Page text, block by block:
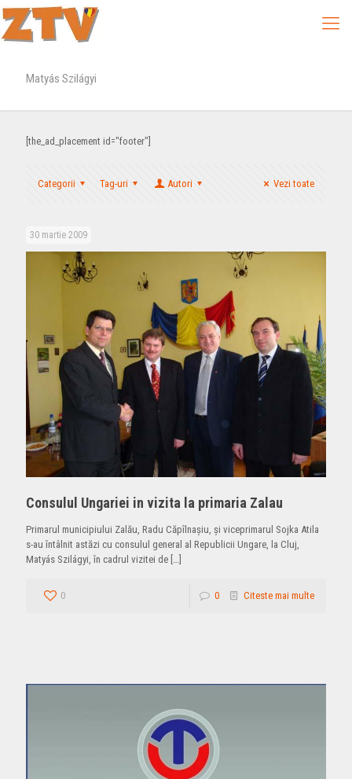
Matyás Szilágyi
[the_ad_placement id="footer"]
Categorii Tag-uri Autori Vezi toate
30 martie 2009
Consulul Ungariei in vizita la primaria Zalau
Primarul municipiului Zalău, Radu Căpîlnaşiu, şi viceprimarul Sojka Atila
s-au întâlnit astăzi cu consulul general al Republicii Ungare, la Cluj,
Matyás Szilágyi, în cadrul vizitei de […]
0 0 Citeste mai multe